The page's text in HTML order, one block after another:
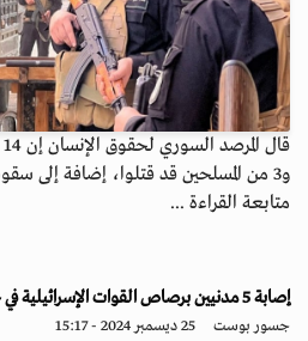
و3 من المسلحين قد قتلوا، إضافة إلى سقوط عدد من الجرحى في...
متابعة القراءة ...
إصابة 5 مدنيين برصاص القوات الإسرائيلية في جنوب سوريا
جسور بوست 25 ديسمبر 2024 - 15:17